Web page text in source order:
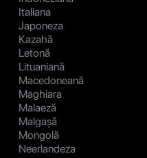
Italiana
Japoneza
Kazahă
Letonă
Lituaniană
Macedoneană
Maghiara
Malaeză
Malgașă
Mongolă
Neerlandeza